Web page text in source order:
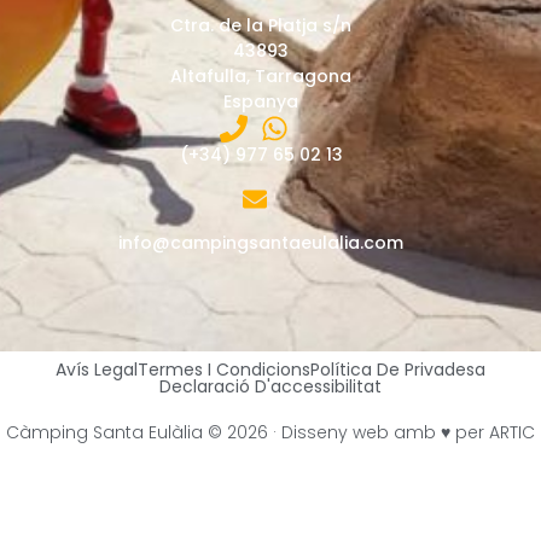
Ctra. de la Platja s/n
43893
Altafulla, Tarragona
Espanya
(+34) 977 65 02 13
info@campingsantaeulalia.com
Avís LegalTermes I CondicionsPolítica De Privadesa
Declaració D'accessibilitat
Càmping Santa Eulàlia © 2026 · Disseny web amb ♥️ per ARTIC